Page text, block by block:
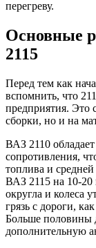
перегреву.
Основные
2115
Перед тем как
вспомнить, что
предприятия. Это
сборки, но и на
ВАЗ 2110
сопротивления,
топлива и
ВАЗ 2115 на 10-20
округла и колеса
грязь с дороги,
Больше половины
дополнительную